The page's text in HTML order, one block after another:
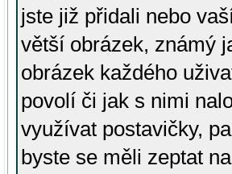
jste již přidali nebo
větší obrázek, známý
obrázek každého
povolí či jak s nimi
využívat postavičky,
byste se měli zeptat